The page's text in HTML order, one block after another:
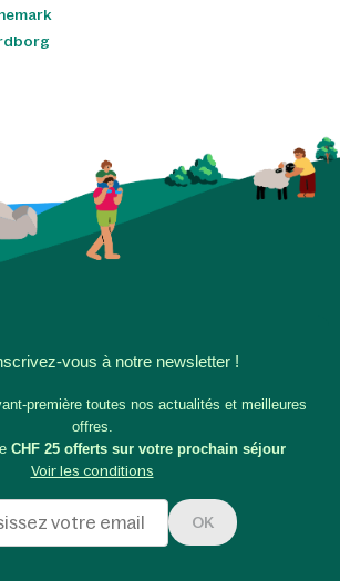
vous à notre newsletter !
première toutes nos actualités et meilleures
offres.
CHF 25 offerts sur votre prochain séjour
Voir les conditions
OK